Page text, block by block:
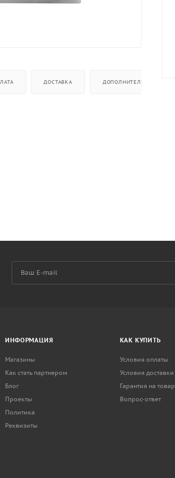
ДОСТАВКА ДОПОЛНИТЕЛЬНО
ИНФОРМАЦИЯ
Магазины
Как стать партнером
Блог
Проекты
Политика
Реквизиты
КАК КУПИТЬ
Условия оплаты
Условия доставки
Гарантия на товар
Вопрос-ответ